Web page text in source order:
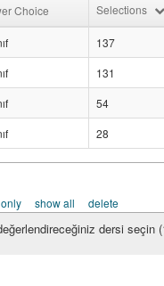
Choice Selections
137
131
54
28
show all delete
dersi seçin